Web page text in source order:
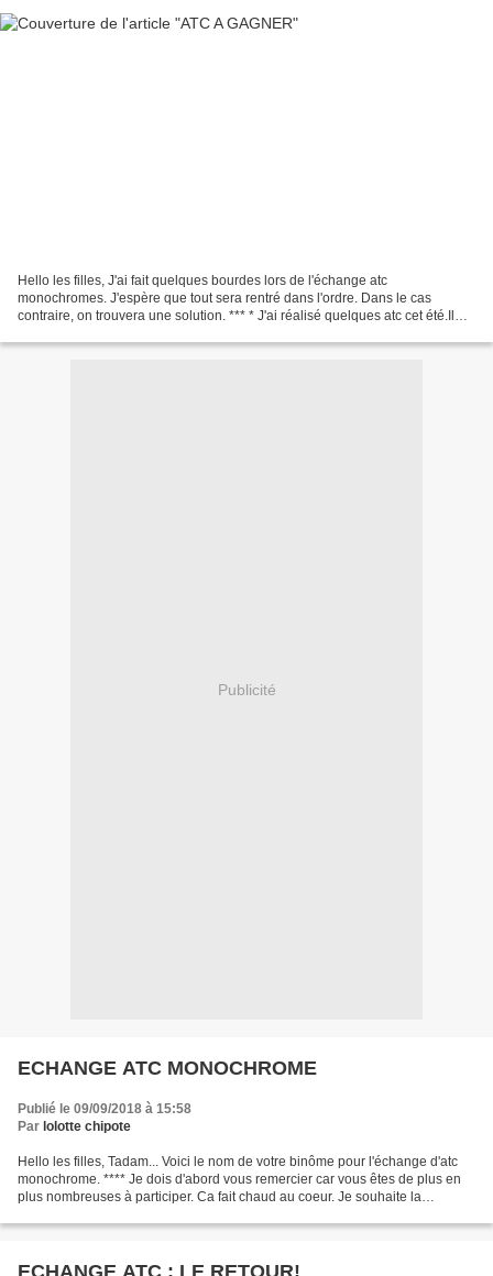
Hello les filles, J'ai fait quelques bourdes lors de l'échange atc
monochromes. J'espère que tout sera rentré dans l'ordre. Dans le cas
contraire, on trouvera une solution. *** * J'ai réalisé quelques atc cet été.Il
Publicité
ECHANGE ATC MONOCHROME
Publié le 09/09/2018 à 15:58
Par lolotte chipote
Hello les filles, Tadam... Voici le nom de votre binôme pour l'échange d'atc
monochrome. **** Je dois d'abord vous remercier car vous êtes de plus en
plus nombreuses à participer. Ca fait chaud au coeur. Je souhaite la